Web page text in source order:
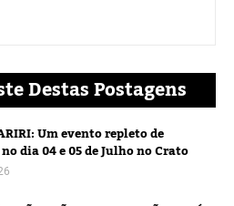
Destas Postagens
Um evento repleto de
dia 04 e 05 de Julho no Crato